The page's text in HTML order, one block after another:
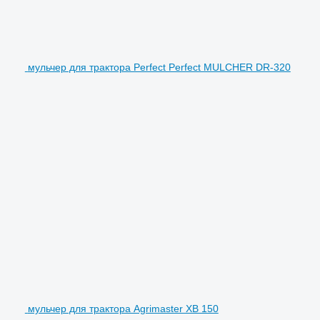
мульчер для трактора Perfect Perfect MULCHER DR-320
мульчер для трактора Agrimaster XB 150